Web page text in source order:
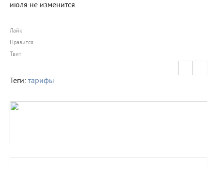
июля не изменится.
Лайк
Нравится
Твит
Теги: тарифы